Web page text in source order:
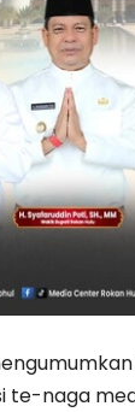
te-naga